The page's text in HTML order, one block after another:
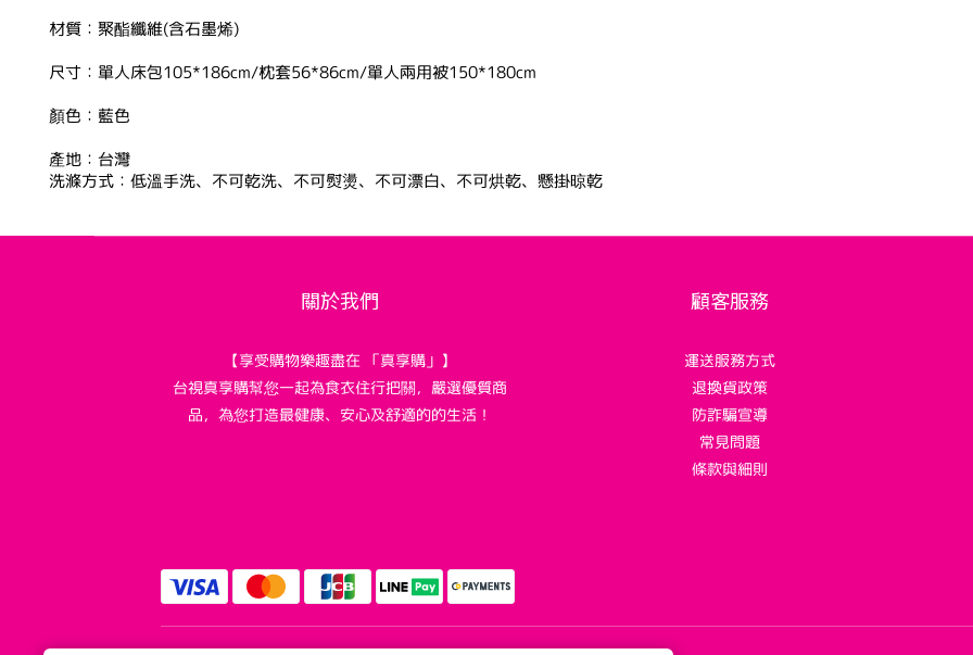
材質：聚酯纖維(含石墨烯)
尺寸：單人床包105*186cm/枕套56*86cm/單人兩用被150*180cm
顏色：藍色
產地：台灣
洗滌方式：低溫手洗、不可乾洗、不可熨燙、不可漂白、不可烘乾、懸掛晾乾
關於我們
【享受購物樂趣盡在 「真享購」】
台視真享購幫您一起為食衣住行把關，嚴選優質商
品，為您打造最健康、安心及舒適的的生活！
顧客服務
運送服務方式
退換貨政策
防詐騙宣導
常見問題
條款與細則